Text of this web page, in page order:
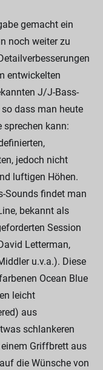
gemacht ein
noch weiter zu
entwickelten
J/J-Bass-
dass man heute
sprechen kann:
jedoch nicht
luftigen Höhen.
Sounds findet man
bekannt als
Session
Letterman,
u.v.a.). Diese
Ocean Blue
leicht
aus
schlankeren
Griffbrett aus
die Wünsche von